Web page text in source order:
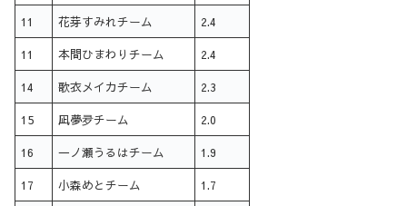
11 花芽すみれチーム 2.4
11 本間ひまわりチーム 2.4
14 歌衣メイカチーム 2.3
15 凪夢夛チーム 2.0
16 一ノ瀬うるはチーム 1.9
17 小森めとチーム 1.7